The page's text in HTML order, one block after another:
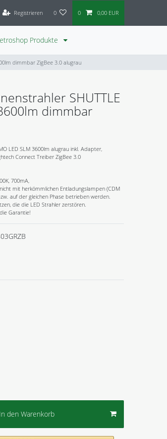
Registrieren 0 0 0,00 EUR
Produkte
dimmbar ZigBee 3.0 alugrau
SHUTTLE
dimmbar
LED SLM 3600lm alugrau inkl. Adapter,
Connect Treiber ZigBee 3.0
700mA,
mit herkömmlichen Entladungslampen (CDM
auf der gleichen Phase betrieben werden.
die die LED Strahler zerstören.
Garantie!
In den Warenkorb